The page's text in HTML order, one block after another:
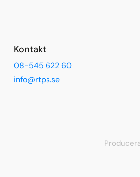
Kontakt
08-545 622 60
info@rtps.se